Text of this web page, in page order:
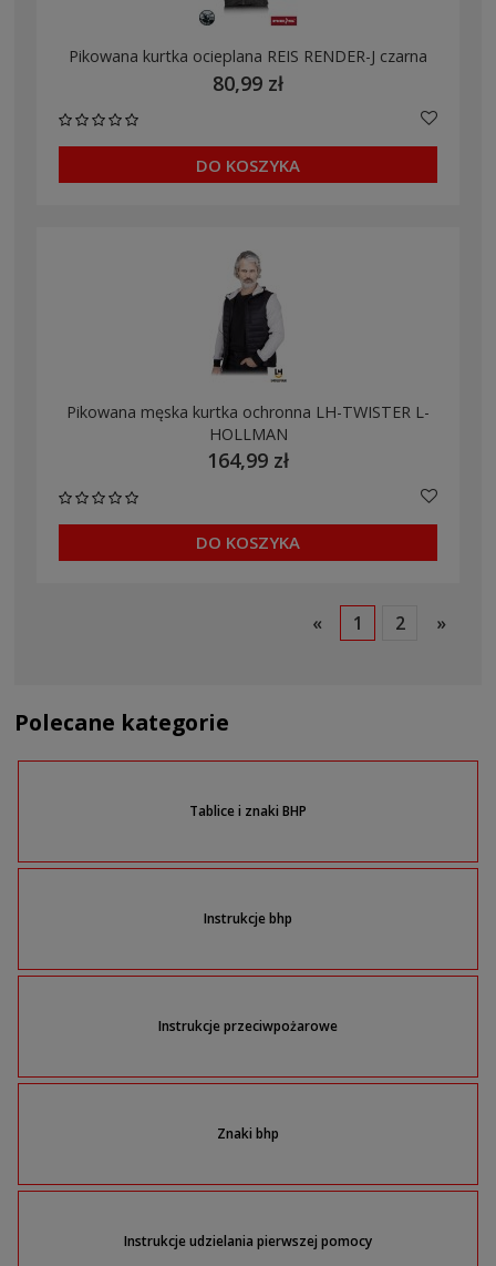
Pikowana kurtka ocieplana REIS RENDER-J czarna
80,99 zł
DO KOSZYKA
Pikowana męska kurtka ochronna LH-TWISTER L-
HOLLMAN
164,99 zł
DO KOSZYKA
« 1 2 »
Polecane kategorie
Tablice i znaki BHP
Instrukcje bhp
Instrukcje przeciwpożarowe
Znaki bhp
Instrukcje udzielania pierwszej pomocy